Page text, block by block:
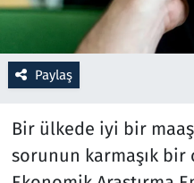
Paylaş
Bir ülkede iyi bir
sorunun karmaşık bir
Rüya Tabirleri
Sağlık
Savunma Sanayi
Seçim 2023